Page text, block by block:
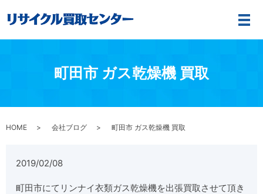
メ
町田市 ガス乾燥機 買取
HOME 会社ブログ 町田市 ガス乾燥機 買取
2019/02/08
町田市にてリンナイ衣類ガス乾燥機を出張買取させて頂き